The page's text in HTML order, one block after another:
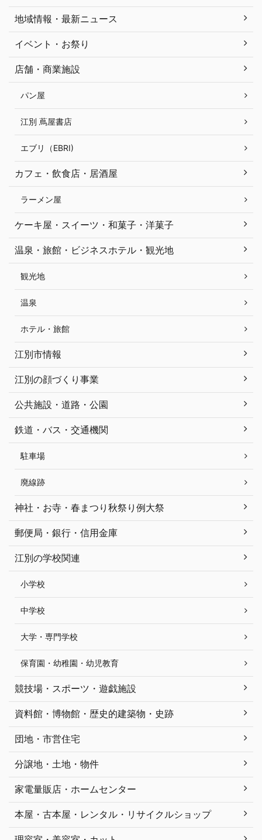
地域情報・最新ニュース
イベント・お祭り
店舗・商業施設
パン屋
江別 蔦屋書店
エブリ（EBRI)
カフェ・飲食店・居酒屋
ラーメン屋
ケーキ屋・スイーツ・和菓子・洋菓子
温泉・旅館・ビジネスホテル・観光地
観光地
温泉
ホテル・旅館
江別市情報
江別の顔づくり事業
公共施設・道路・公園
鉄道・バス・交通機関
駐車場
廃線跡
神社・お寺・春まつり秋祭り例大祭
郵便局・銀行・信用金庫
江別の学校関連
小学校
中学校
大学・専門学校
保育園・幼稚園・幼児教育
競技場・スポーツ・遊戯施設
資料館・博物館・歴史的建築物・史跡
団地・市営住宅
分譲地・土地・物件
家電量販店・ホームセンター
本屋・古本屋・レンタル・リサイクルショップ